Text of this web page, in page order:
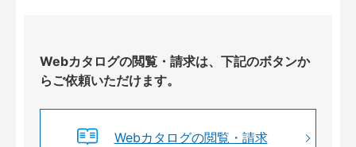
Webカタログの閲覧・請求は、下記のボタンか
らご依頼いただけます。
Webカタログの閲覧・請求